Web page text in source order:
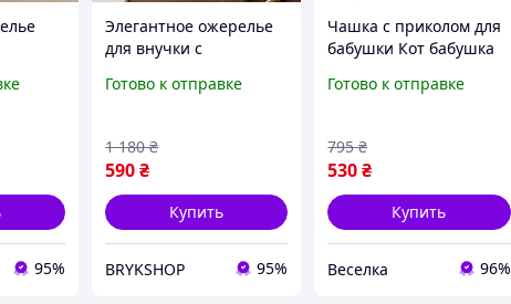
95%
Элегантное ожерелье
для внучки с
кулоном для внучки от
внучке на день
рождения
Готово к отправке
590₴
1 180 ₴
Купить
BRYKSHOP 95%
Чашка с приколом для
бабушки Кот бабушка
для чая и кофе объем
Готово к отправке
530₴
795 ₴
Купить
Веселка 96%